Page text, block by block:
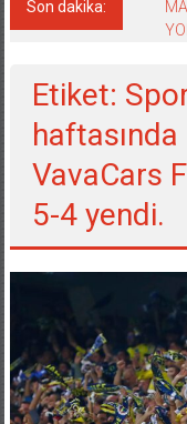
Son dakika:
Etiket:
VavaCars
5-4 yendi.